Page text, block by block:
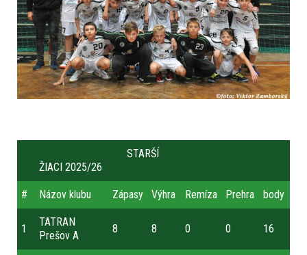
STARŠÍ
ŽIACI 2025/26
# Názov klubu Zápasy Výhra Remíza Prehra body
1
TATRAN
Prešov A
8 8 0 0 16